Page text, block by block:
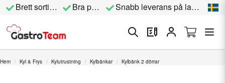
Brett sortiment Bra priser Snabb leverans på lagervara
Hem Kyl & Frys Kylutrustning Kylbänkar Kylbänk 2 dörrar